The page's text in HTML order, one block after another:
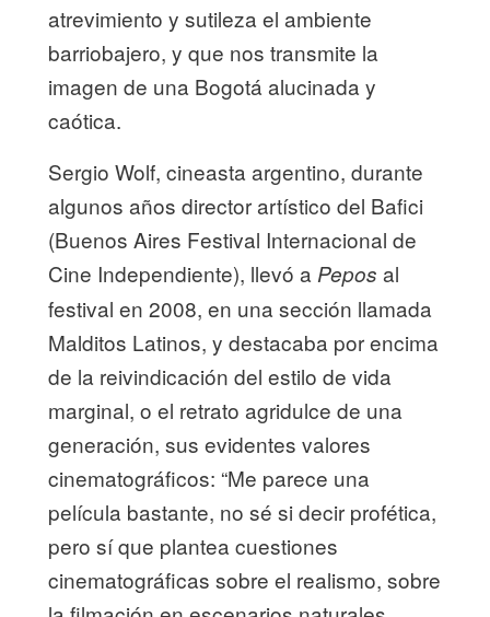
atrevimiento y sutileza el ambiente
barriobajero, y que nos transmite la
imagen de una Bogotá alucinada y
caótica.
Sergio Wolf, cineasta argentino, durante
algunos años director artístico del Bafici
(Buenos Aires Festival Internacional de
Cine Independiente), llevó a Pepos al
festival en 2008, en una sección llamada
Malditos Latinos, y destacaba por encima
de la reivindicación del estilo de vida
marginal, o el retrato agridulce de una
generación, sus evidentes valores
cinematográficos: “Me parece una
película bastante, no sé si decir profética,
pero sí que plantea cuestiones
cinematográficas sobre el realismo, sobre